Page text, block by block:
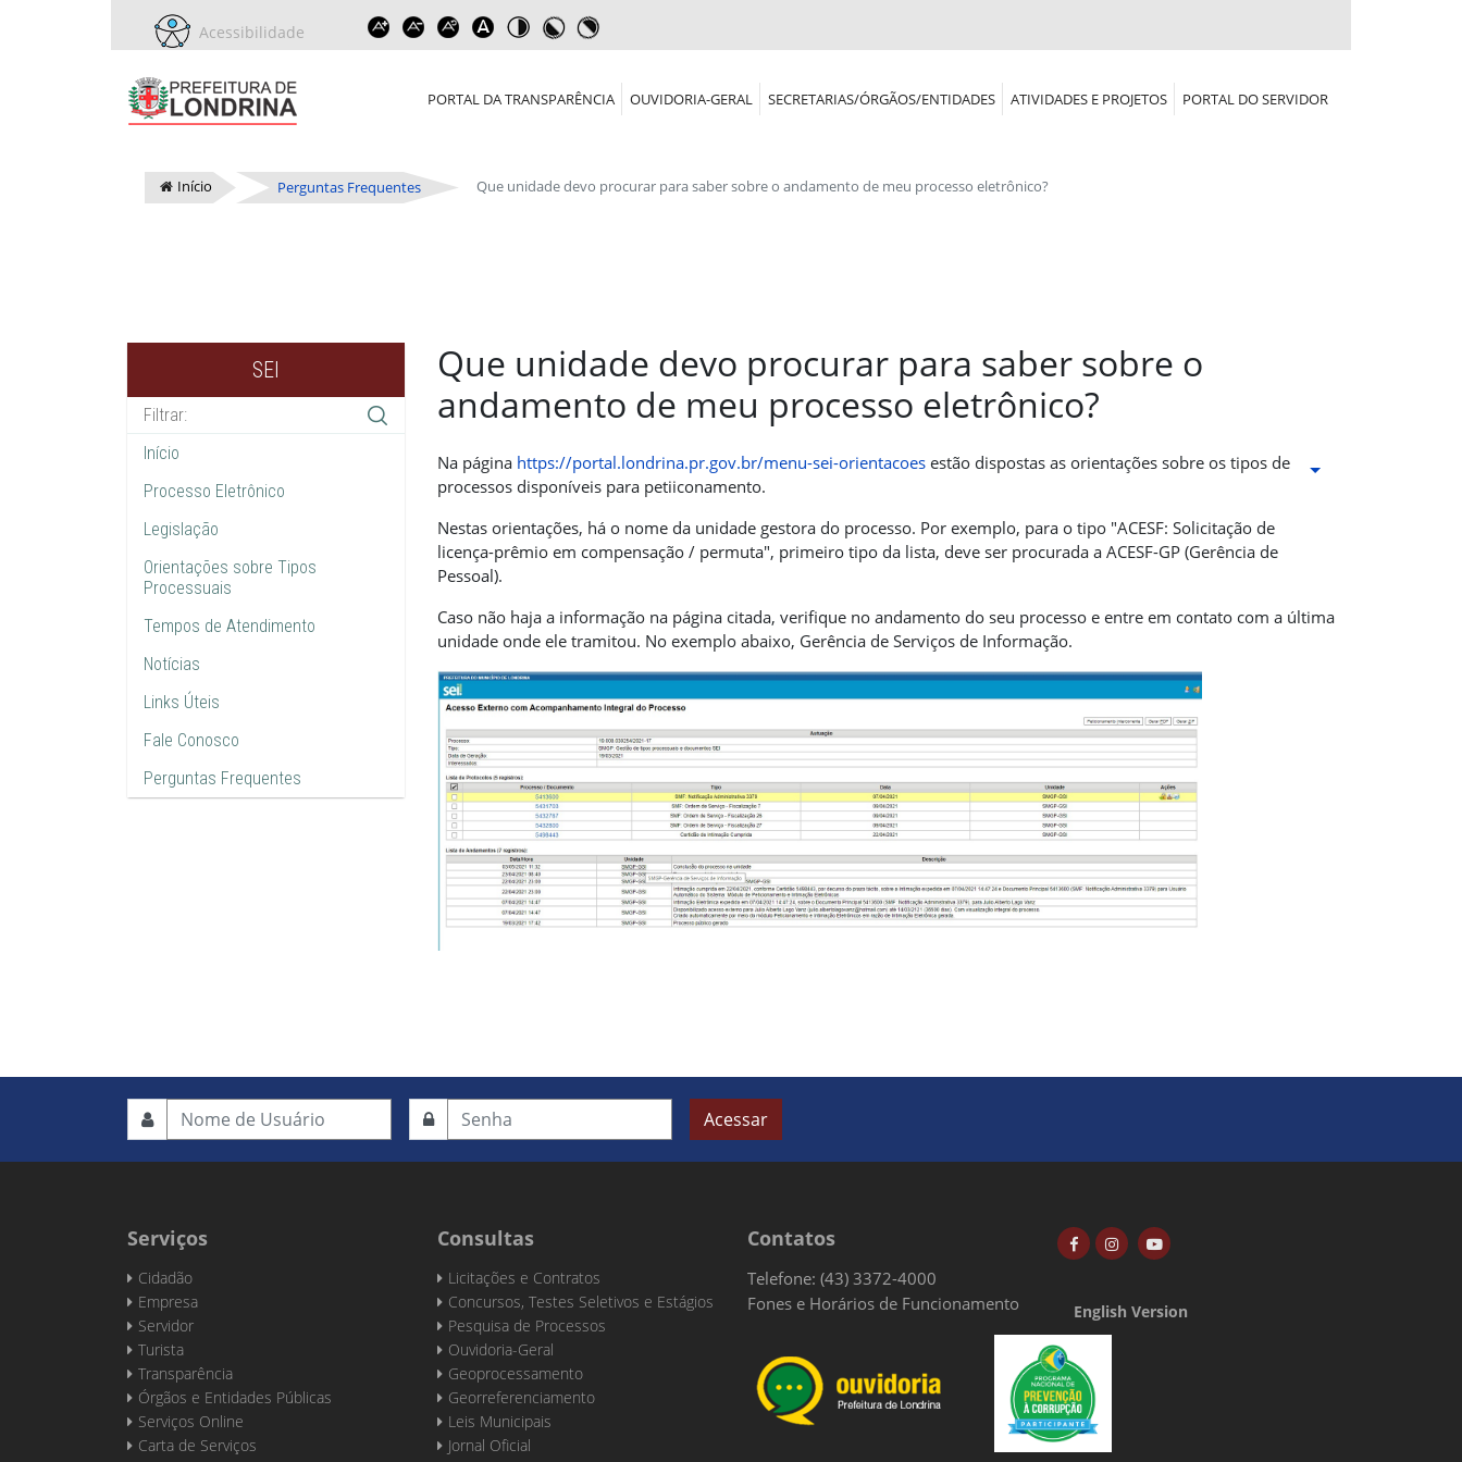
Acessibilidade
PORTAL DA TRANSPARÊNCIA OUVIDORIA-GERAL SECRETARIAS/ÓRGÃOS/ENTIDADES ATIVIDADES E PROJETOS PORTAL DO SERVIDOR
Início Perguntas Frequentes Que unidade devo procurar para saber sobre o andamento de meu processo eletrônico?
SEI
Início
Processo Eletrônico
Legislação
Orientações sobre Tipos
Processuais
Tempos de Atendimento
Notícias
Links Úteis
Fale Conosco
Perguntas Frequentes
Que unidade devo procurar para saber sobre o
andamento de meu processo eletrônico?
Na página https://portal.londrina.pr.gov.br/menu-sei-orientacoes estão dispostas as orientações sobre os tipos de
processos disponíveis para petiiconamento.
Nestas orientações, há o nome da unidade gestora do processo. Por exemplo, para o tipo "ACESF: Solicitação de
licença-prêmio em compensação / permuta", primeiro tipo da lista, deve ser procurada a ACESF-GP (Gerência de
Pessoal).
Caso não haja a informação na página citada, verifique no andamento do seu processo e entre em contato com a última
unidade onde ele tramitou. No exemplo abaixo, Gerência de Serviços de Informação.
Acessar
Serviços
Cidadão
Empresa
Servidor
Turista
Transparência
Órgãos e Entidades Públicas
Serviços Online
Carta de Serviços
Consultas
Licitações e Contratos
Concursos, Testes Seletivos e Estágios
Pesquisa de Processos
Ouvidoria-Geral
Geoprocessamento
Georreferenciamento
Leis Municipais
Jornal Oficial
Contatos
Telefone: (43) 3372-4000
Fones e Horários de Funcionamento
English Version